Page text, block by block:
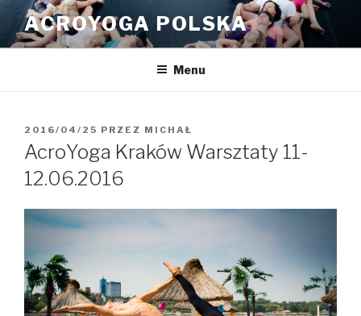
Przeskocz
treści
ACROYOGA POLSKA
Menu
OPUBLIKOWANE
W
2016/04/25 PRZEZ MICHAŁ
AcroYoga Kraków Warsztaty 11-
12.06.2016